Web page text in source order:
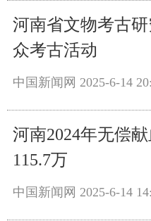
河南省文物考古
众考古活动
中国新闻网 2025-6-14
河南2024年无偿
115.7万
中国新闻网 2025-6-14